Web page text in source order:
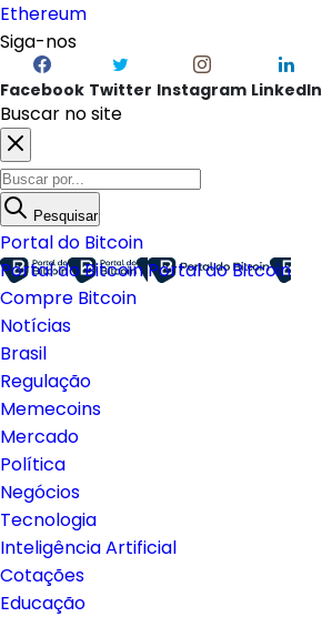
Ethereum
Siga-nos
Facebook Twitter Instagram LinkedIn
Buscar no site
Pesquisar
Portal do Bitcoin
Portal do BitcoinPortal do Bitcoin
Compre Bitcoin
Notícias
Brasil
Regulação
Memecoins
Mercado
Política
Negócios
Tecnologia
Inteligência Artificial
Cotações
Educação